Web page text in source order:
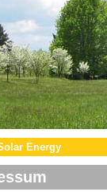
Energy